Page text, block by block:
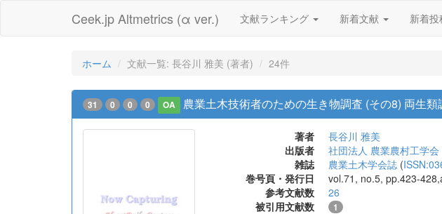
Ceek.jp Altmetrics (α ver.) 文献ランキング 新着文献 新着投
ホーム 文献一覧: 長谷川 雅美 (著者) 24件
31 0 0 0 OA 農業土木技術者のための生き物調査 (その8) 両生類
著者
長谷川 雅美
出版者
社団法人 農業農村工学会
雑誌
農業土木学会誌 (
巻号頁・発行日
vol.71, no.5, pp.423-
参考文献数
26
被引用文献数
1